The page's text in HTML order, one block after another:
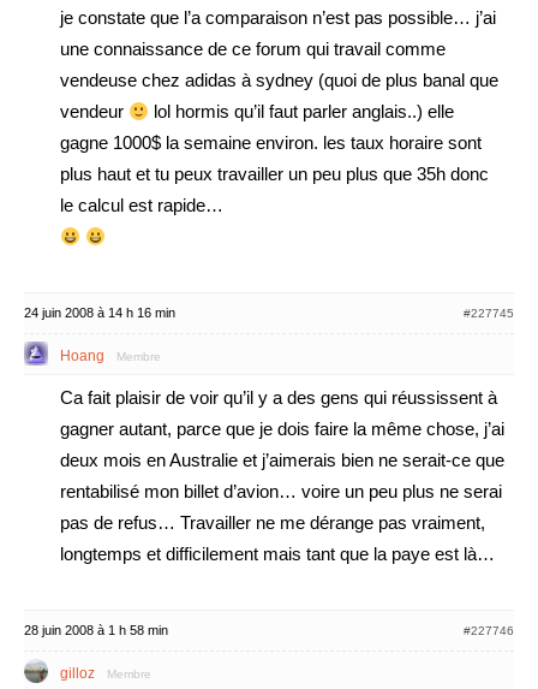
je constate que l’a comparaison n’est pas possible… j’ai
une connaissance de ce forum qui travail comme
vendeuse chez adidas à sydney (quoi de plus banal que
vendeur
lol hormis qu’il faut parler anglais..) elle
gagne 1000$ la semaine environ. les taux horaire sont
plus haut et tu peux travailler un peu plus que 35h donc
le calcul est rapide…
24 juin 2008 à 14 h 16 min #227745
Hoang Membre
Ca fait plaisir de voir qu’il y a des gens qui réussissent à
gagner autant, parce que je dois faire la même chose, j’ai
deux mois en Australie et j’aimerais bien ne serait-ce que
rentabilisé mon billet d’avion… voire un peu plus ne serai
pas de refus… Travailler ne me dérange pas vraiment,
longtemps et difficilement mais tant que la paye est là…
28 juin 2008 à 1 h 58 min #227746
gilloz Membre